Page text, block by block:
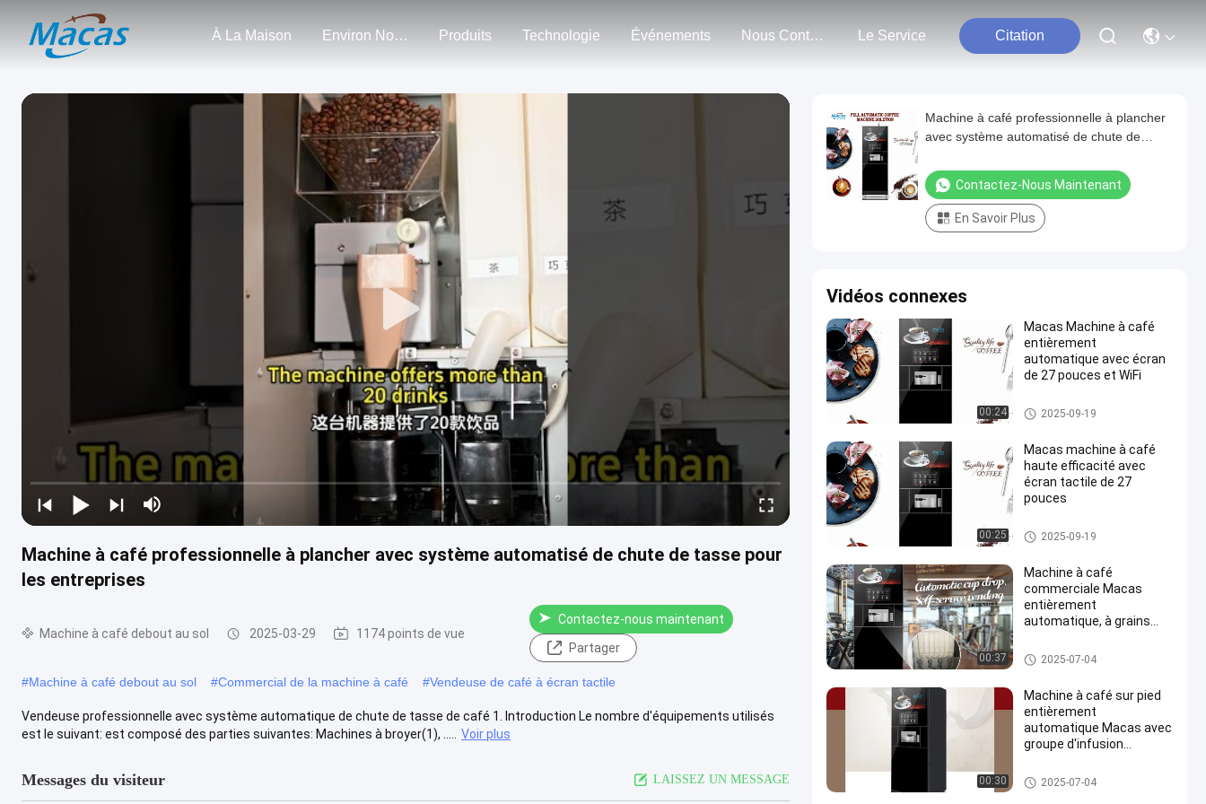
À La Maison Environ Nous Produits Technologie Événements Nous Contacter Le Service Citation
Machine à café professionnelle à plancher avec système automatisé de chute de tasse pour
les entreprises
Machine à café debout au sol 2025-03-29 1174 points de vue
Contactez-nous maintenant
Partager
#Machine à café debout au sol #Commercial de la machine à café #Vendeuse de café à écran tactile
Vendeuse professionnelle avec système automatique de chute de tasse de café 1. Introduction Le nombre d'équipements utilisés
est le suivant: est composé des parties suivantes: Machines à broyer(1), .....
Voir plus
Messages du visiteur LAISSEZ UN MESSAGE
Machine à café professionnelle à plancher
avec système automatisé de chute de
Contactez-Nous Maintenant
En Savoir Plus
Vidéos connexes
00:24
Macas Machine à café
entièrement
automatique avec écran
de 27 pouces et WiFi
Machine à café debout au sol
2025-09-19
00:25
Macas machine à café
haute efficacité avec
écran tactile de 27
pouces
Machine à café debout au sol
2025-09-19
00:37
Machine à café
commerciale Macas
entièrement
automatique, à grains
chauffage instantané et
système de pompe à
Machine à café debout au sol
2025-07-04
00:30
Machine à café sur pied
entièrement
automatique Macas avec
groupe d'infusion
fonction de nettoyage
automatique
Machine à café debout au sol
2025-07-04